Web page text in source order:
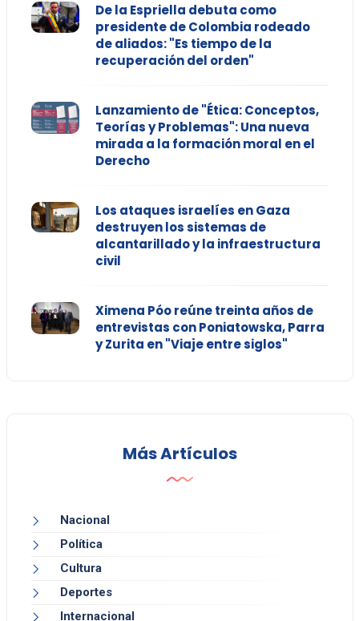
De la Espriella debuta como
presidente de Colombia rodeado
de aliados: "Es tiempo de la
recuperación del orden"
Lanzamiento de "Ética: Conceptos,
Teorías y Problemas": Una nueva
mirada a la formación moral en el
Derecho
Los ataques israelíes en Gaza
destruyen los sistemas de
alcantarillado y la infraestructura
civil
Ximena Póo reúne treinta años de
entrevistas con Poniatowska, Parra
y Zurita en "Viaje entre siglos"
Más Artículos
Nacional
Política
Cultura
Deportes
Internacional